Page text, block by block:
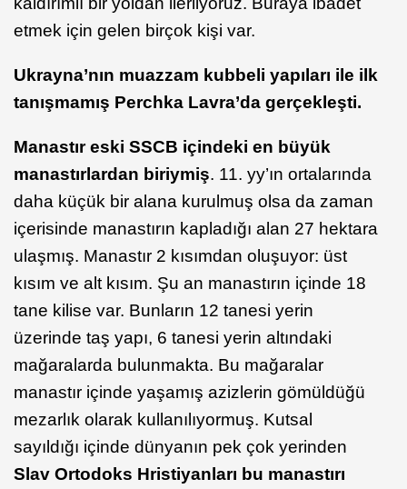
etmek için gelen birçok kişi var.
Ukrayna’nın muazzam kubbeli yapıları ile ilk
tanışmamış Perchka Lavra’da gerçekleşti.
Manastır eski SSCB içindeki en büyük
manastırlardan biriymiş. 11. yy’ın ortalarında
daha küçük bir alana kurulmuş olsa da zaman
içerisinde manastırın kapladığı alan 27 hektara
ulaşmış. Manastır 2 kısımdan oluşuyor: üst
kısım ve alt kısım. Şu an manastırın içinde 18
tane kilise var. Bunların 12 tanesi yerin
üzerinde taş yapı, 6 tanesi yerin altındaki
mağaralarda bulunmakta. Bu mağaralar
manastır içinde yaşamış azizlerin gömüldüğü
mezarlık olarak kullanılıyormuş. Kutsal
sayıldığı içinde dünyanın pek çok yerinden
Slav Ortodoks Hristiyanları bu manastırı